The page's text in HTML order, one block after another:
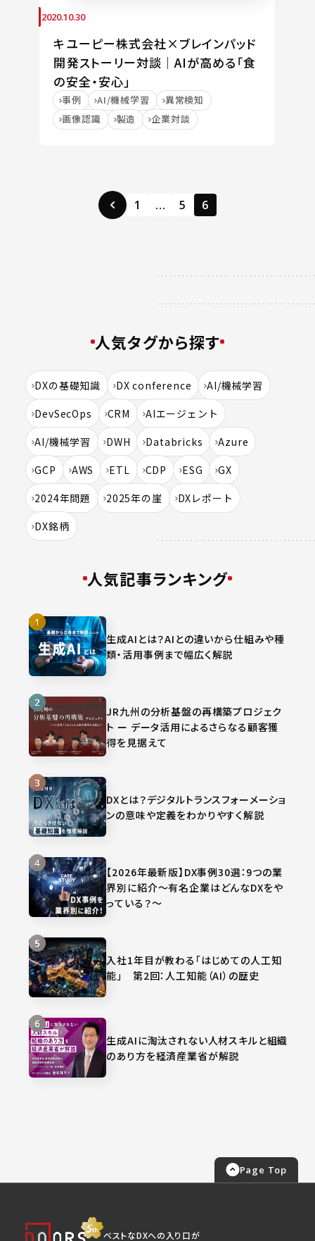
2020.10.30
キユーピー株式会社×ブレインパッド
開発ストーリー対談｜AIが高める「食
の安全・安心」
事例 AI/機械学習
異常検知
画像認識
製造 企業対談
1 … 5 6
人気タグから探す
DXの基礎知識 DX conference
AI/機械学習
DevSecOps
CRM
AIエージェント
AI/機械学習
DWH Databricks
Azure
GCP
AWS ETL CDP ESG
GX
2024年問題
2025年の崖
DXレポート
DX銘柄
人気記事ランキング
生成AIとは？AIとの違いから仕組みや種
類・活用事例まで幅広く解説
JR九州の分析基盤の再構築プロジェク
ト ー データ活用によるさらなる顧客獲
得を見据えて
DXとは？デジタルトランスフォーメーショ
ンの意味や定義をわかりやすく解説
【2026年最新版】DX事例30選：9つの業
界別に紹介～有名企業はどんなDXをや
っている？～
入社1年目が教わる「はじめての人工知
能」 第2回：人工知能（AI）の歴史
生成AIに淘汰されない人材スキルと組織
のあり方を経済産業省が解説
Page Top
ベストなDXへの入り口が